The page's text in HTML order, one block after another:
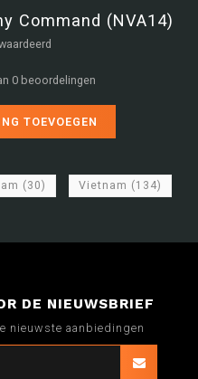
Command (NVA14)
0 beoordelingen
TOEVOEGEN
(30) Vietnam (134)
DE NIEUWSBRIEF
nieuwste aanbiedingen